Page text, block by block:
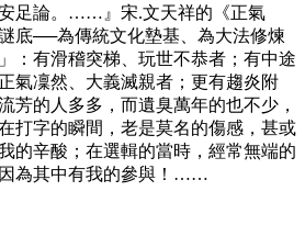
足論。……』宋.文天祥的《正氣
底──為傳統文化墊基、為大法修煉
：有滑稽突梯、玩世不恭者；有中途
氣凜然、大義滅親者；更有趨炎附
芳的人多多，而遺臭萬年的也不少，
打字的瞬間，老是莫名的傷感，甚或
的辛酸；在選輯的當時，經常無端的
為其中有我的參與！……